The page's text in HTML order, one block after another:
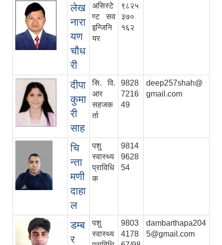
लेख
नारा
यण
चौध
री
असिस्टे
ण्ट सव
इन्जिनि
यर
९८२५
३७०
१६२
दीपा
कुमा
री
साह
सि. वि.
आर
सहजक
र्ता
9828
7216
49
deep257shah@
gmail.com
चि
न्ता
मणी
दाहा
ल
पशु
स्वास्थ्य
प्राविधि
क
9814
9628
54
डम्ब
र
पशु
स्वास्थ्य
9803
4178
dambarthapa204
5@gmail.com